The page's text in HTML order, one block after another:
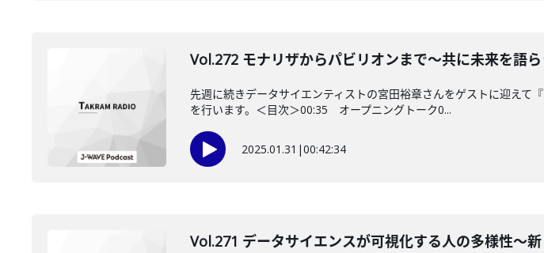
Vol.272 モナリザからパビリオンまで～共に未来を語
先週に続きデータサイエンティストの宮田裕章さんをゲストに迎えて
を行います。＜目次＞00:35 オープニングトーク0...
2025.01.31 |00:42:34
Vol.271 データサイエンスが可視化する人の多様性〜